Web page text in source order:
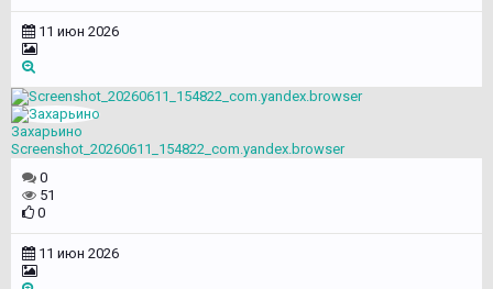
11 июн 2026
Захарьино
Screenshot_20260611_154822_com.yandex.browser
0
51
0
11 июн 2026